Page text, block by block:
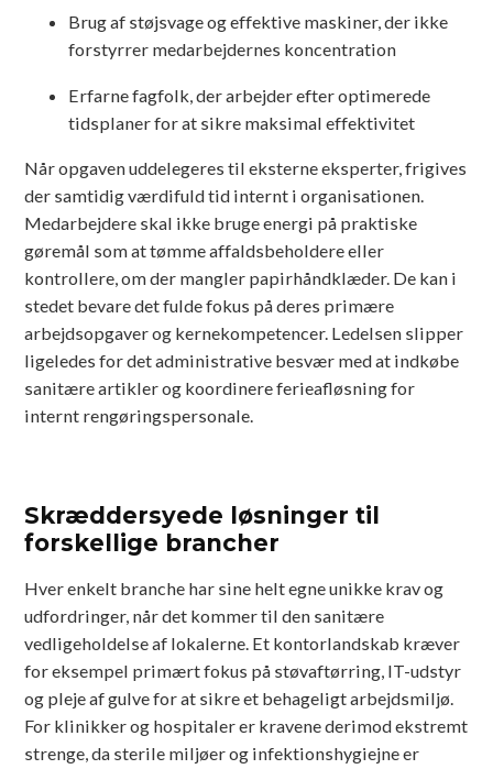
Brug af støjsvage og effektive maskiner, der ikke
forstyrrer medarbejdernes koncentration
Erfarne fagfolk, der arbejder efter optimerede
tidsplaner for at sikre maksimal effektivitet
Når opgaven uddelegeres til eksterne eksperter, frigives
der samtidig værdifuld tid internt i organisationen.
Medarbejdere skal ikke bruge energi på praktiske
gøremål som at tømme affaldsbeholdere eller
kontrollere, om der mangler papirhåndklæder. De kan i
stedet bevare det fulde fokus på deres primære
arbejdsopgaver og kernekompetencer. Ledelsen slipper
ligeledes for det administrative besvær med at indkøbe
sanitære artikler og koordinere ferieafløsning for
internt rengøringspersonale.
Skræddersyede løsninger til
forskellige brancher
Hver enkelt branche har sine helt egne unikke krav og
udfordringer, når det kommer til den sanitære
vedligeholdelse af lokalerne. Et kontorlandskab kræver
for eksempel primært fokus på støvaftørring, IT-udstyr
og pleje af gulve for at sikre et behageligt arbejdsmiljø.
For klinikker og hospitaler er kravene derimod ekstremt
strenge, da sterile miljøer og infektionshygiejne er